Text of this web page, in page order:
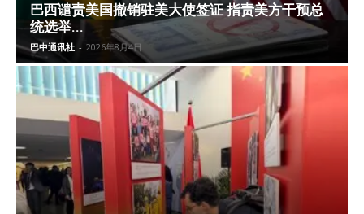
巴西谴责美国撤销驻美大使签证 指责美方干预总
统选举...
巴中通讯社 - 2026年8月4日